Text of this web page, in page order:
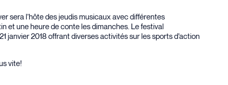
sera l’hôte des jeudis musicaux avec différentes
et une heure de conte les dimanches. Le festival
janvier 2018 offrant diverses activités sur les sports d’action
vite!